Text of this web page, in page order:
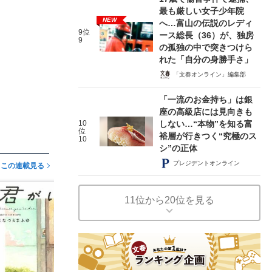
この連載見る
9位
9
NEW
最も厳しい女子少年院
へ…富山の伝説のレディ
ース総長（36）が、独房
の孤独の中で突きつけら
れた「自分の身勝手さ」
「文春オンライン」編集部
10
位
10
「一流のお金持ち」は銀
座の高級店には見向きも
しない…“本物”を知る富
裕層が行きつく“究極のス
シ”の正体
プレジデントオンライン
11位から20位を見る